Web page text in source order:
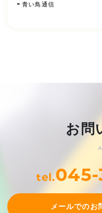
青い鳥通信
お問
tel.045-
メールでのお